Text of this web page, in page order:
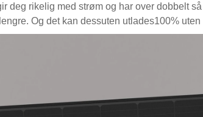
deg rikelig med strøm og har over dobbelt
Og det kan dessuten utlades100% uten